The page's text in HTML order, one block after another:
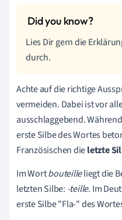
Lies Dir gern die
durch.
Achte auf die richtige
vermeiden. Dabei ist vor
ausschlaggebend.
erste Silbe des Wortes
Französischen dieletzte
Im Wortbouteilleliegt die
letzten Silbe: -teille. Im
erste Silbe "Fla-" des